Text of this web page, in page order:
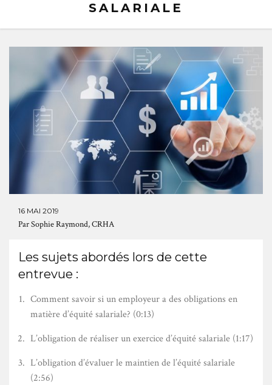
SALARIALE
16 MAI 2019
ParSophie Raymond, CRHA
Les sujets abordés lors de cette
entrevue :
Comment savoir si un employeur a des obligations en
matière d’équité salariale? (0:13)
L’obligation de réaliser un exercice d’équité salariale (1:17)
L’obligation d’évaluer le maintien de l’équité salariale
(2:56)